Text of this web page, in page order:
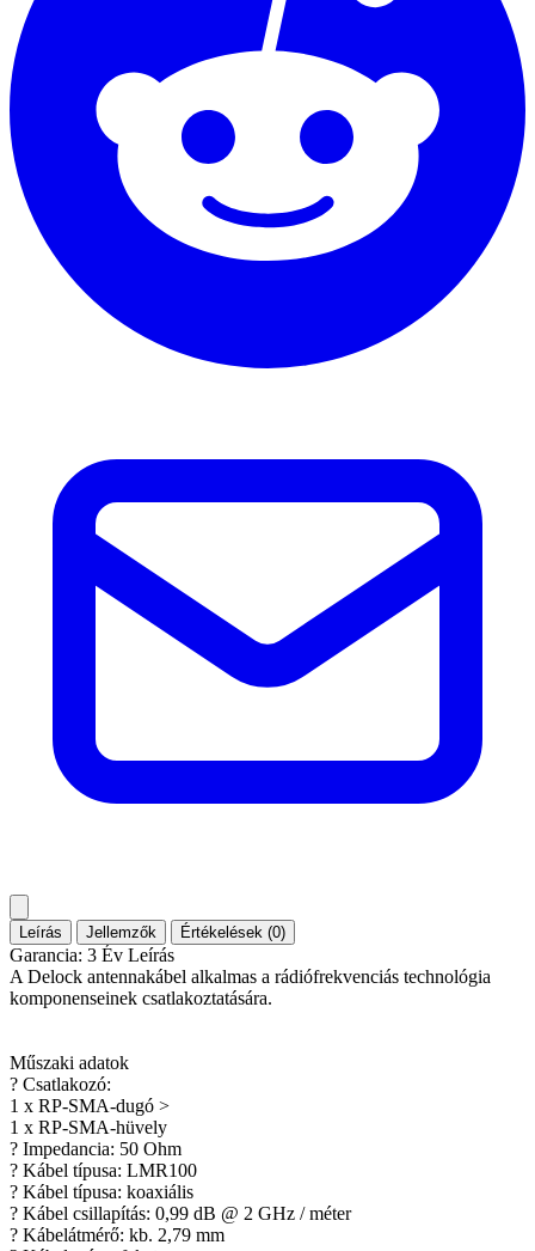
Leírás Jellemzők Értékelések (0)
Garancia: 3 Év Leírás
A Delock antennakábel alkalmas a rádiófrekvenciás technológia
komponenseinek csatlakoztatására.
Műszaki adatok
? Csatlakozó:
1 x RP-SMA-dugó >
1 x RP-SMA-hüvely
? Impedancia: 50 Ohm
? Kábel típusa: LMR100
? Kábel típusa: koaxiális
? Kábel csillapítás: 0,99 dB @ 2 GHz / méter
? Kábelátmérő: kb. 2,79 mm